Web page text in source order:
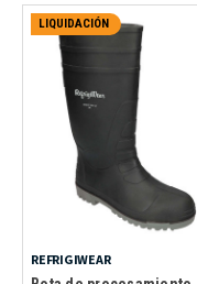
LIQUIDACIÓN
REFRIGIWEAR